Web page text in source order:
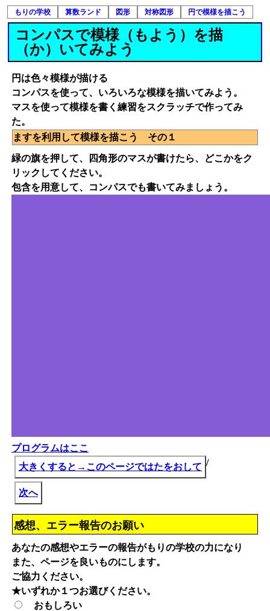
もりの学校 算数ランド 図形 対称図形 円で模様を描こう
コンパスで模様（もよう）を描
（か）いてみよう
円は色々模様が描ける
コンパスを使って、いろいろな模様を描いてみよう。
マスを使って模様を書く練習をスクラッチで作ってみ
た。
ますを利用して模様を描こう その１
緑の旗を押して、四角形のマスが書けたら、どこかをク
リックしてください。
包含を用意して、コンパスでも書いてみましょう。
プログラムはここ
大きくすると→このページではたをおして /
次へ
感想、エラー報告のお願い
あなたの感想やエラーの報告がもりの学校の力になり
また、ページを良いものにします。
ご協力ください。
★いずれか１つお選びください。
おもしろい